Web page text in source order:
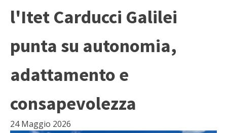
l'Itet Carducci Galilei
punta su autonomia,
adattamento e
consapevolezza
24 Maggio 2026